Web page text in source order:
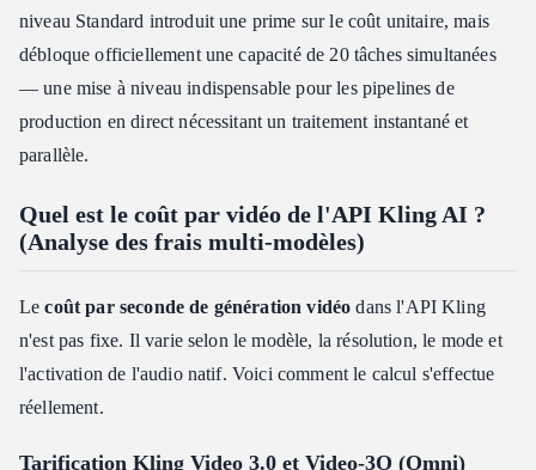
niveau Standard introduit une prime sur le coût unitaire, mais
débloque officiellement une capacité de 20 tâches simultanées
— une mise à niveau indispensable pour les pipelines de
production en direct nécessitant un traitement instantané et
parallèle.
Quel est le coût par vidéo de l'API Kling AI ?
(Analyse des frais multi-modèles)
Lecoût par seconde de génération vidéo dans l'API Kling
n'est pas fixe. Il varie selon le modèle, la résolution, le mode et
l'activation de l'audio natif. Voici comment le calcul s'effectue
réellement.
Tarification Kling Video 3.0 et Video-3O (Omni)